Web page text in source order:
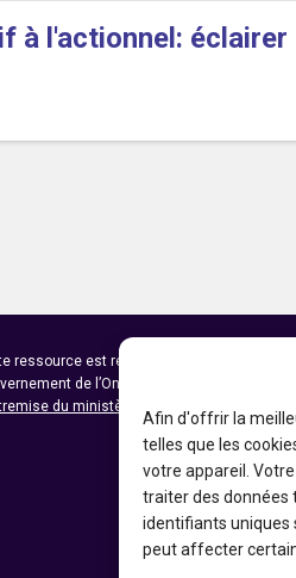
Afin d'offrir la
telles que les
votre appareil.
traiter des données
identifiants uniques
peut affecter
à l'actionnel:
ressource est réalisée grâce au soutien
de l’Ontario et du gouvernement
du ministère du Patrimoine canadien